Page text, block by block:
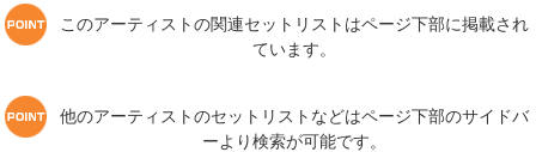
このアーティストの関連セットリストはページ下部に掲載され
ています。
他のアーティストのセットリストなどはページ下部のサイドバ
ーより検索が可能です。